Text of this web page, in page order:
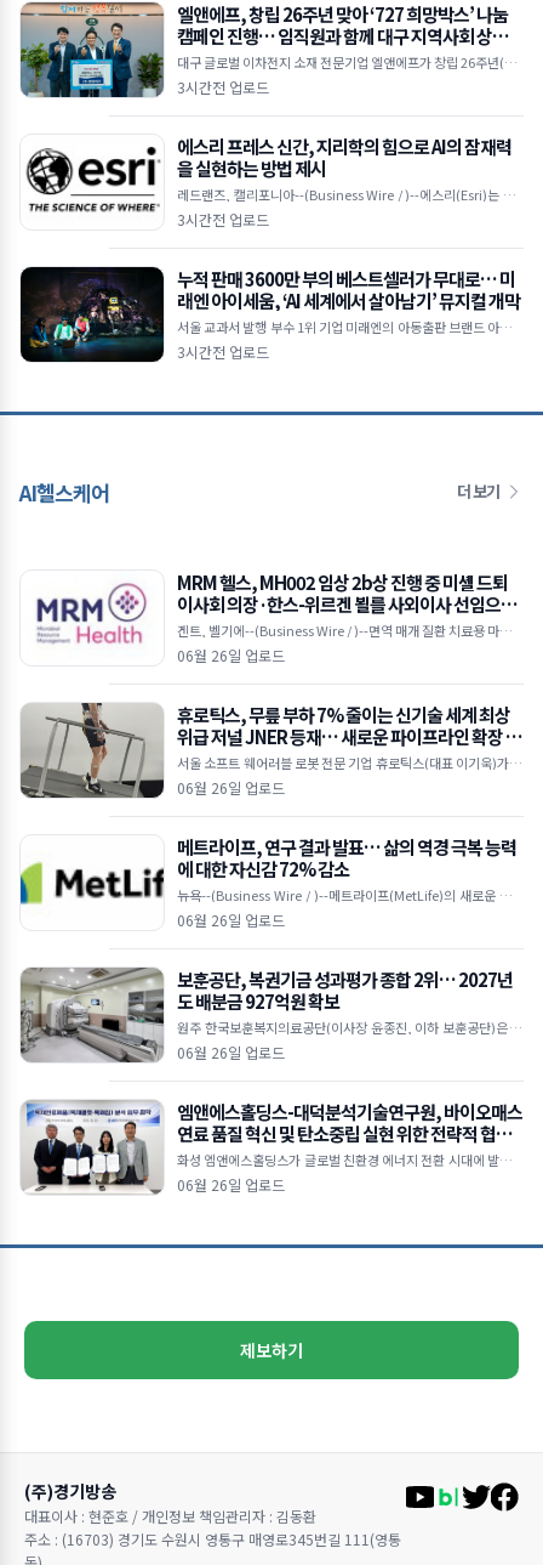
엘앤에프, 창립 26주년 맞아 ‘727 희망박스’ 나눔
캠페인 진행… 임직원과 함께 대구 지역사회 상생
실천
대구 글로벌 이차전지 소재 전문기업 엘앤에프가 창립 26주년(7월
27일)을 맞아 임직원과 함께 지역사회 나눔을 위한 기부 캠페인을
3시간전 업로드
에스리 프레스 신간, 지리학의 힘으로 AI의 잠재력
을 실현하는 방법 제시
레드랜즈, 캘리포니아--(Business Wire / )--에스리(Esri)는 Arc
GIS를 사용해 지리 공간 인공지능(GeoAI)을 적용하기 위한 실용
3시간전 업로드
누적 판매 3600만 부의 베스트셀러가 무대로… 미
래엔 아이세움, ‘AI 세계에서 살아남기’ 뮤지컬 개막
서울 교과서 발행 부수 1위 기업 미래엔의 아동출판 브랜드 아이세
움의 베스트셀러 ‘살아남기’ 시리즈가 극장판과 TV 애니메이션에
3시간전 업로드
AI헬스케어 더 보기
MRM 헬스, MH002 임상 2b상 진행 중 미셸 드퇴
이사회 의장·한스-위르겐 뵐를 사외이사 선임으로
이사회 강화
겐트, 벨기에--(Business Wire / )--면역 매개 질환 치료용 마이크
로바이옴 기반 치료제를 개발 중인 임상 단계 바이오텍인 MRM 헬
06월 26일 업로드
휴로틱스, 무릎 부하 7% 줄이는 신기술 세계 최상
위급 저널 JNER 등재… 새로운 파이프라인 확장 시
동
서울 소프트 웨어러블 로봇 전문 기업 휴로틱스(대표 이기욱)가 개
발한 무동력 기반의 ‘수동형 소프트 엑소슈트(Passive Soft Exos
06월 26일 업로드
메트라이프, 연구 결과 발표… 삶의 역경 극복 능력
에 대한 자신감 72% 감소
뉴욕--(Business Wire / )--메트라이프(MetLife)의 새로운 다국
적 연구에 따르면, 눈에 띄는 ‘자신감 격차(confidence gap)’가
06월 26일 업로드
보훈공단, 복권기금 성과평가 종합 2위… 2027년
도 배분금 927억원 확보
원주 한국보훈복지의료공단(이사장 윤종진, 이하 보훈공단)은 기
획예산처 복권위원회가 주관한 ‘2025년 복권기금사업 성과평
06월 26일 업로드
엠앤에스홀딩스-대덕분석기술연구원, 바이오매스
연료 품질 혁신 및 탄소중립 실현 위한 전략적 협력
본격화
화성 엠앤에스홀딩스가 글로벌 친환경 에너지 전환 시대에 발맞춰
목재펠릿 및 목재칩 연료의 품질 경쟁력을 강화하고 지속가능한 바
06월 26일 업로드
제보하기
(주)경기방송
대표이사 : 현준호 / 개인정보 책임관리자 : 김동환
주소 : (16703) 경기도 수원시 영통구 매영로345번길 111(영통